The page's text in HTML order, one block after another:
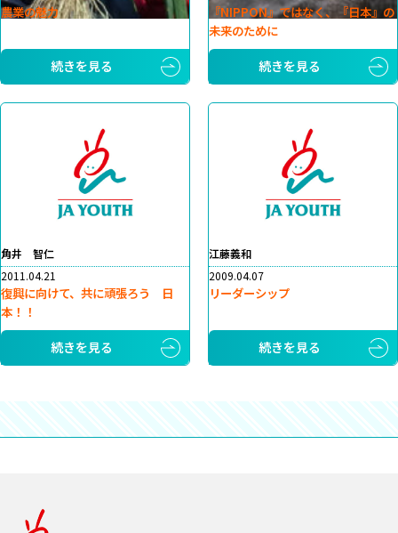
農業の魅力
続きを見る
『NIPPON』ではなく、『日本』の
未来のために
続きを見る
角井 智仁
2011.04.21
復興に向けて、共に頑張ろう 日
本！！
続きを見る
江藤義和
2009.04.07
リーダーシップ
続きを見る